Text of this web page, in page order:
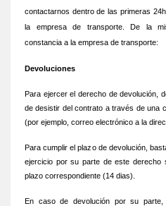
contactarnos dentro de las primeras
la empresa de transporte. De la
constancia a la empresa de transporte:
Devoluciones
Para ejercer el derecho de devolución,
de desistir del contrato a través de una
(por ejemplo, correo electrónico a la
Para cumplir el plazo de devolución,
ejercicio por su parte de este derecho
plazo correspondiente (14 dias).
En caso de devolución por su